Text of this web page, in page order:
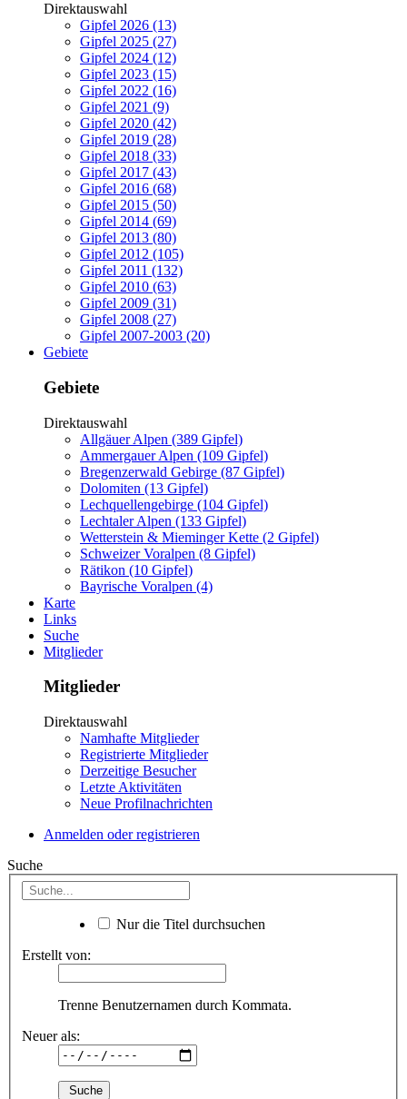
Direktauswahl
Gipfel 2026 (13)
Gipfel 2025 (27)
Gipfel 2024 (12)
Gipfel 2023 (15)
Gipfel 2022 (16)
Gipfel 2021 (9)
Gipfel 2020 (42)
Gipfel 2019 (28)
Gipfel 2018 (33)
Gipfel 2017 (43)
Gipfel 2016 (68)
Gipfel 2015 (50)
Gipfel 2014 (69)
Gipfel 2013 (80)
Gipfel 2012 (105)
Gipfel 2011 (132)
Gipfel 2010 (63)
Gipfel 2009 (31)
Gipfel 2008 (27)
Gipfel 2007-2003 (20)
Gebiete
Gebiete
Direktauswahl
Allgäuer Alpen (389 Gipfel)
Ammergauer Alpen (109 Gipfel)
Bregenzerwald Gebirge (87 Gipfel)
Dolomiten (13 Gipfel)
Lechquellengebirge (104 Gipfel)
Lechtaler Alpen (133 Gipfel)
Wetterstein & Mieminger Kette (2 Gipfel)
Schweizer Voralpen (8 Gipfel)
Rätikon (10 Gipfel)
Bayrische Voralpen (4)
Karte
Links
Suche
Mitglieder
Mitglieder
Direktauswahl
Namhafte Mitglieder
Registrierte Mitglieder
Derzeitige Besucher
Letzte Aktivitäten
Neue Profilnachrichten
Anmelden oder registrieren
Suche
Nur die Titel durchsuchen
Erstellt von:
Trenne Benutzernamen durch Kommata.
Neuer als: